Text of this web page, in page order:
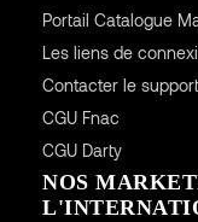
Portail Catalogue
Les liens de
Contacter le support
CGUFnac
CGUDarty
NOS